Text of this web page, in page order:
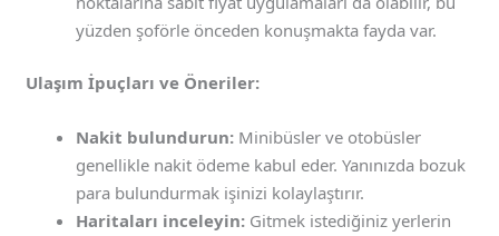
yüzden şoförle önceden konuşmakta fayda var.
Ulaşım İpuçları ve Öneriler:
Nakit bulundurun: Minibüsler ve otobüsler
genellikle nakit ödeme kabul eder. Yanınızda bozuk
para bulundurmak işinizi kolaylaştırır.
Haritaları inceleyin: Gitmek istediğiniz yerlerin